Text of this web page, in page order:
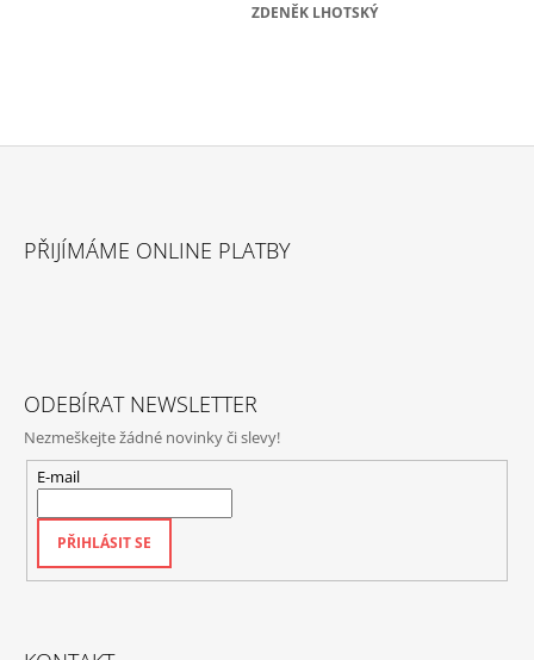
ZDENĚK LHOTSKÝ
PŘIJÍMÁME ONLINE PLATBY
ODEBÍRAT NEWSLETTER
Nezmeškejte žádné novinky či slevy!
E-mail
PŘIHLÁSIT SE